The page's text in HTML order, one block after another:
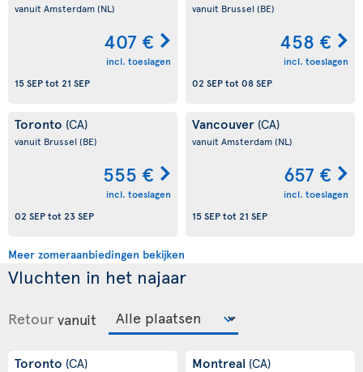
vanuit Amsterdam(NL)
407 €
incl. toeslagen
15 SEPtot 21 SEP
vanuit Brussel (BE)
458 €
incl. toeslagen
02 SEPtot 08 SEP
Toronto (CA)
vanuit Brussel (BE)
555 €
incl. toeslagen
02 SEPtot 23 SEP
Vancouver (CA)
vanuit Amsterdam(NL)
657 €
incl. toeslagen
15 SEPtot 21 SEP
Meer zomeraanbiedingen bekijken
Vluchten in het najaar
Retour vanuit
Toronto (CA) Montreal (CA)